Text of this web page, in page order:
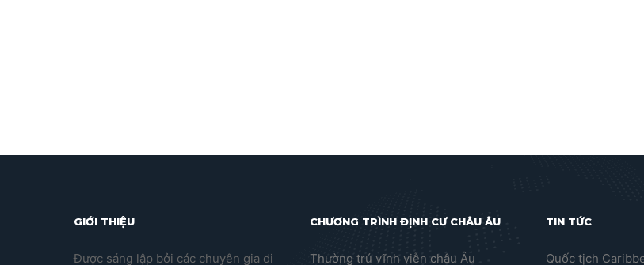
GIỚI THIỆU
Được sáng lập bởi các chuyên gia di
CHƯƠNG TRÌNH ĐỊNH CƯ CHÂU ÂU
Thường trú vĩnh viễn châu Âu
TIN TỨC
Quốc tịch